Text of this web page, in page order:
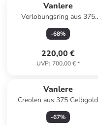
Vanlere
Verlobungsring aus 375
Gelbgold mit Zirkonia
-68%
220,00 €
UVP: 700,00 €*
Vanlere
Creolen aus 375 Gelbgold
-67%